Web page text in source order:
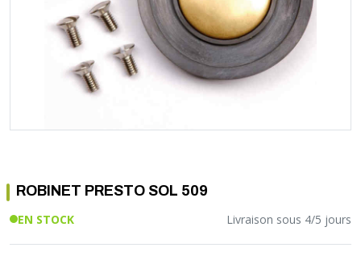
RACCORD PE (POLYÉTHYLÈNE)
RACCORD GALVA
RACCORD INOX
TUBE LAITON ET ECROU
ROBINET
FLEXIBLE
Soupape différentielle
Température
Vase d'expansion
Vanne de Température
Vanne de zone
Vanne équilibrage
Vanne mélangeuse
SOLAIRE
CHAUDIÈRE
TUBAGE CHEMINÉE CHAUDIÈRE POÊLE
EQUIPEMENT INDUSTRIEL
COMMUNICATION
COLLIER ET FIXATION
CONNEXION
LAMPE ET TORCHE
PILES ET ACCUMULATEURS
TRAPPE CHATIÈRE ET HUBLOT
PLOMBERIE PER
VOTRE SOLUTION CHAUFFAGE
ROBINET PRESTO SOL 509
EN STOCK Livraison sous 4/5 jours